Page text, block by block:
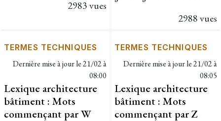
2983 vues
2988 vues
TERMES TECHNIQUES
Dernière mise à jour le21/02 à
08:00
Lexique architecture
bâtiment : Mots
commençant par W
TERMES TECHNIQUES
Dernière mise à jour le21/02 à
08:05
Lexique architecture
bâtiment : Mots
commençant par Z